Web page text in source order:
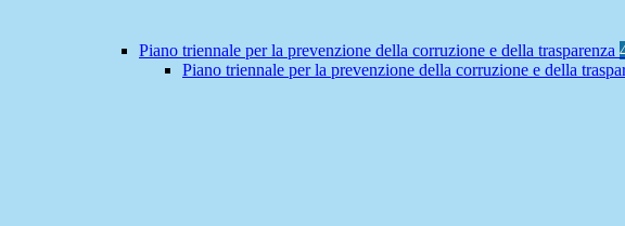
Piano triennale per la prevenzione della corruzione e della trasparenza
Piano triennale per la prevenzione della corruzione e della